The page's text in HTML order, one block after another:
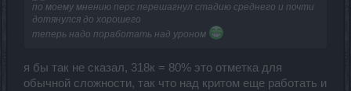
по моему мнению перс перешагнул стадию среднего и почти
дотянулся до хорошего
теперь надо поработать над уроном
я бы так не сказал, 318к = 80% это отметка для
обычной сложности, так что над критом еще работать и